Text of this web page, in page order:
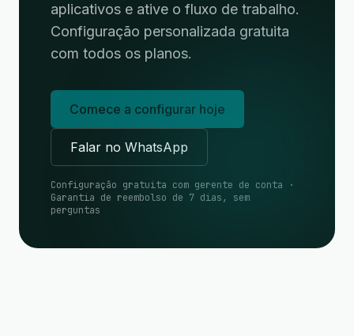
aplicativos e ative o fluxo de trabalho.
Configuração personalizada gratuita
com todos os planos.
Comece a configurar hoje
Falar no WhatsApp
Configuração gratuita com gerente de conta ·
Garantia de reembolso de 7 dias, sem
perguntas